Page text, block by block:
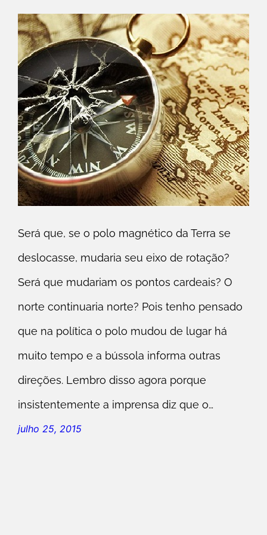
Será que, se o polo magnético da Terra se
deslocasse, mudaria seu eixo de rotação?
Será que mudariam os pontos cardeais? O
norte continuaria norte? Pois tenho pensado
que na política o polo mudou de lugar há
muito tempo e a bússola informa outras
direções. Lembro disso agora porque
insistentemente a imprensa diz que o…
julho 25, 2015